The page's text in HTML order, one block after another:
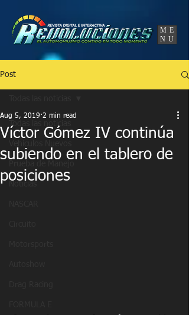
ME
NU
Post
Todas las noticias
Víctor Gómez IV continúa
subiendo en el tablero de
posiciones
Aug 5, 2019 2 min read